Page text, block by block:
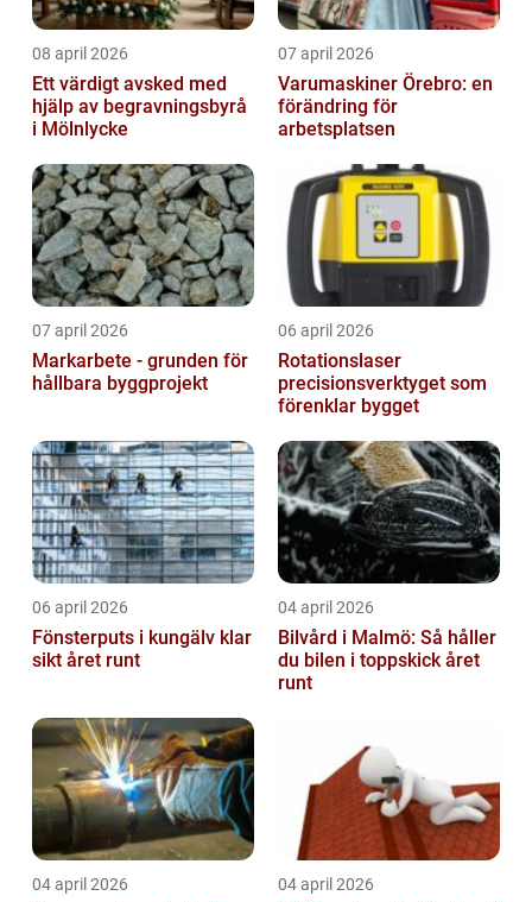
08 april 2026
Ett värdigt avsked med
hjälp av begravningsbyrå
i Mölnlycke
07 april 2026
Varumaskiner Örebro: en
förändring för
arbetsplatsen
07 april 2026
Markarbete - grunden för
hållbara byggprojekt
06 april 2026
Rotationslaser
precisionsverktyget som
förenklar bygget
06 april 2026
Fönsterputs i kungälv klar
sikt året runt
04 april 2026
Bilvård i Malmö: Så håller
du bilen i toppskick året
runt
04 april 2026 04 april 2026